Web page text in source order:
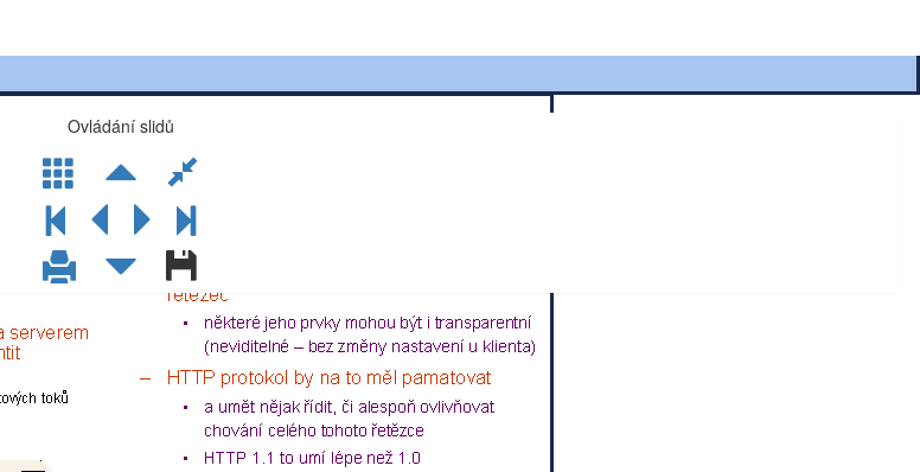
Ovládání slidů